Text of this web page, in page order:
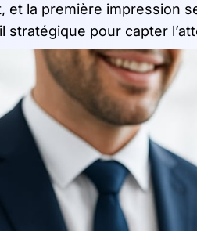
et la première impression
stratégique pour capter